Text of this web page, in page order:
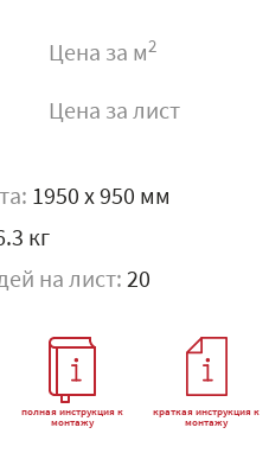
Цена за м2
Цена за лист
1950 x 950 мм
кг
на лист: 20
полная инструкция к
монтажу
краткая инструкция к
монтажу